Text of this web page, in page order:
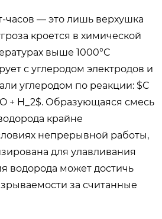
часов — это лишь верхушка
кроется в химической
выше 1000°C
с углеродом электродов и
углеродом по реакции: $C
+ H_2$. Образующаяся смесь
крайне
непрерывной работы,
для улавливания
водорода может достичь
за считанные